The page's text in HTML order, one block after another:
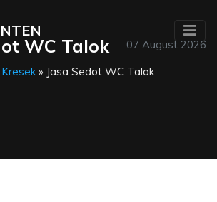
07 August 2026
WC Talok
Kresek» Jasa Sedot WC Talok